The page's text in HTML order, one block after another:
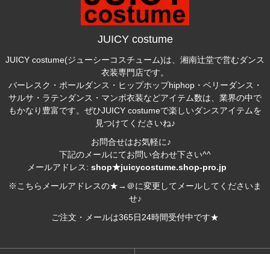
JUICY costume
JUICY costume(ジューシーコスチューム)は、湘南辻堂で営むダンス
衣装専門店です。
バーレスク・ポールダンス・ヒップホップhiphop・ベリーダンス・
サルサ・ラテンダンス・マンボ衣装などアイテム数は、業界の中で
もかなり豊富です。ぜひJUICY costumeで楽しいダンスアイテムを
見つけてくださいね♪
お問合せはお気軽に♪
下記のメールにてお問い合わせ下さい^^
メールアドレス: shop★juicycostume.shop-pro.jp
※こちらメールアドレスの★→＠に変更してメールしてくださいま
せ♪
ご注文・メールは365日24時間受付中です★